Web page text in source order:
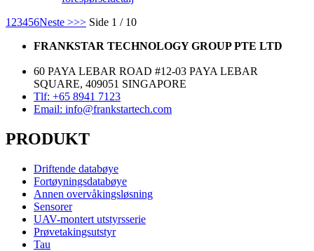
1 23456Neste >>> Side 1 / 10
FRANKSTAR TECHNOLOGY GROUP PTE LTD
60 PAYA LEBAR ROAD #12-03 PAYA LEBAR
SQUARE, 409051 SINGAPORE
Tlf: +65 8941 7123
Email: info@frankstartech.com
PRODUKT
Driftende databøye
Fortøyningsdatabøye
Annen overvåkingsløsning
Sensorer
UAV-montert utstyrsserie
Prøvetakingsutstyr
Tau